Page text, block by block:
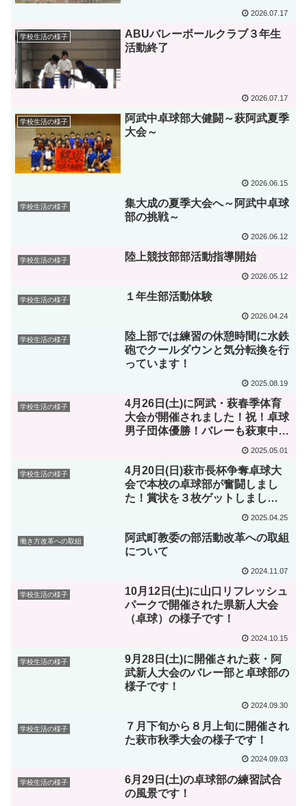
2026.07.17
学校生活の様子
ABUバレーボールクラブ３年生
活動終了
2026.07.17
学校生活の様子
阿武中卓球部大健闘～萩阿武夏季
大会～
2026.06.15
学校生活の様子
集大成の夏季大会へ～阿武中卓球
部の挑戦～
2026.06.12
学校生活の様子 陸上競技部部活動指導開始
2026.05.12
学校生活の様子 １年生部活動体験
2026.04.24
学校生活の様子
陸上部では練習の休憩時間に水鉄
砲でクールダウンと気分転換を行
っています！
2025.08.19
学校生活の様子
4月26日(土)に阿武・萩春季体育
大会が開催されました！祝！卓球
男子団体優勝！バレーも萩東中に
2025.05.01
学校生活の様子
4月20日(日)萩市長杯争奪卓球大
会で本校の卓球部が奮闘しまし
た！賞状を３枚ゲットしまし
2025.04.25
働き方改革への取組
阿武町教委の部活動改革への取組
について
2024.11.07
学校生活の様子
10月12日(土)に山口リフレッシュ
パークで開催された県新人大会
（卓球）の様子です！
2024.10.15
学校生活の様子
9月28日(土)に開催された萩・阿
武新人大会のバレー部と卓球部の
様子です！
2024.09.30
学校生活の様子
７月下旬から８月上旬に開催され
た萩市秋季大会の様子です！
2024.09.03
学校生活の様子
6月29日(土)の卓球部の練習試合
の風景です！